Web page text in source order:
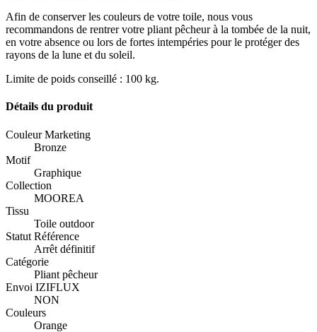
Afin de conserver les couleurs de votre toile, nous vous
recommandons de rentrer votre pliant pêcheur à la tombée de la nuit,
en votre absence ou lors de fortes intempéries pour le protéger des
rayons de la lune et du soleil.
Limite de poids conseillé : 100 kg.
Détails du produit
Couleur Marketing
Bronze
Motif
Graphique
Collection
MOOREA
Tissu
Toile outdoor
Statut Référence
Arrêt définitif
Catégorie
Pliant pêcheur
Envoi IZIFLUX
NON
Couleurs
Orange